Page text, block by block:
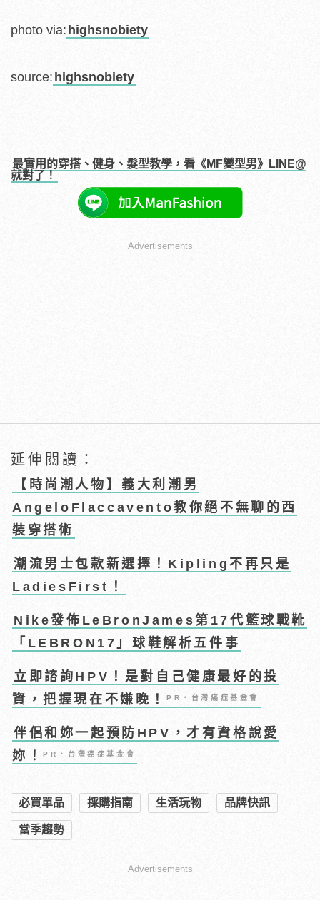
photo via: highsnobiety
source: highsnobiety
最實用的穿搭、健身、髮型教學，看《MF變型男》LINE@
就對了！
Advertisements
延伸閱讀：
【時尚潮人物】義大利潮男
AngeloFlaccavento教你絕不無聊的西
裝穿搭術
潮流男士包款新選擇！Kipling不再只是
LadiesFirst！
Nike發佈LeBronJames第17代籃球戰靴
「LEBRON17」球鞋解析五件事
立即諮詢HPV！是對自己健康最好的投
資，把握現在不嫌晚！PR・台灣癌症基金會
伴侶和妳一起預防HPV，才有資格說愛
妳！PR・台灣癌症基金會
必買單品 採購指南 生活玩物 品牌快訊
當季趨勢
Advertisements